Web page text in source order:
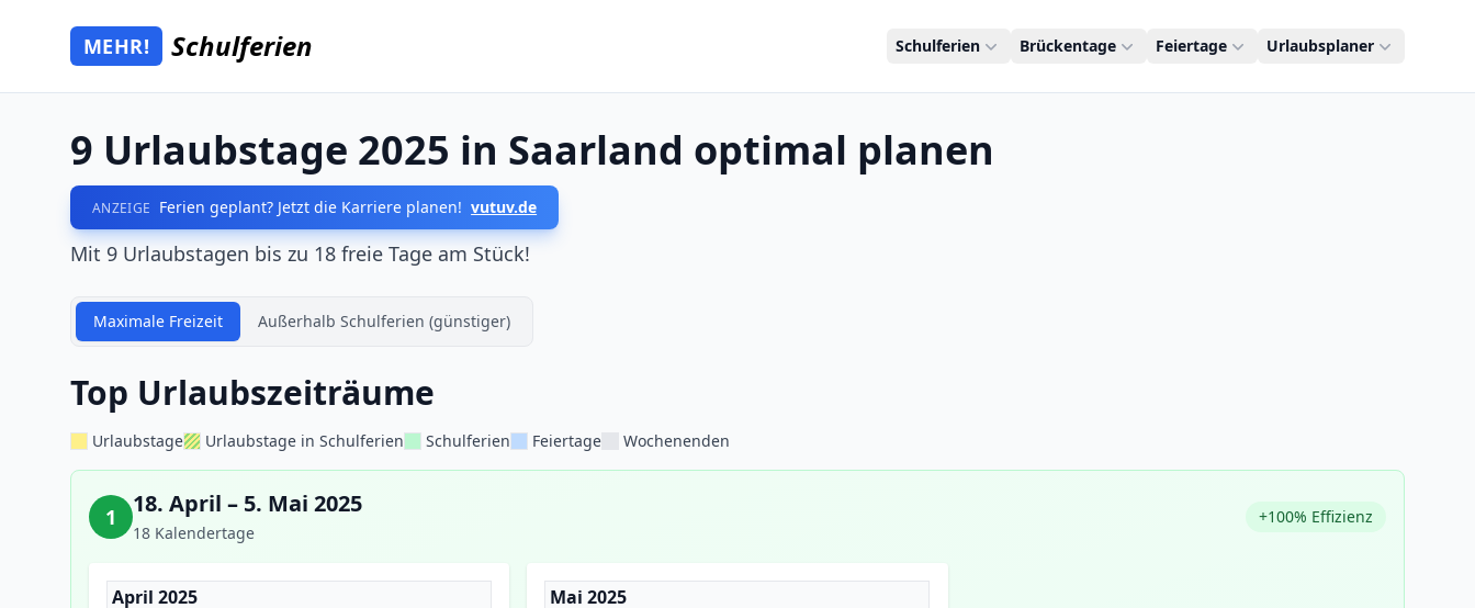
Zum Hauptinhalt springen
Mehr Schulferien
MEHR! Schulferien Schulferien Brückentage Feiertage Urlaubsplaner
9 Urlaubstage 2025 in Saarland optimal planen
ANZEIGE Ferien geplant? Jetzt die Karriere planen! vutuv.de
Mit 9 Urlaubstagen bis zu 18 freie Tage am Stück!
Maximale Freizeit Außerhalb Schulferien (günstiger)
Top Urlaubszeiträume
Urlaubstage Urlaubstage in Schulferien Schulferien Feiertage Wochenenden
1 18. April – 5. Mai 2025
18 Kalendertage
+100% Effizienz
April 2025 Mai 2025